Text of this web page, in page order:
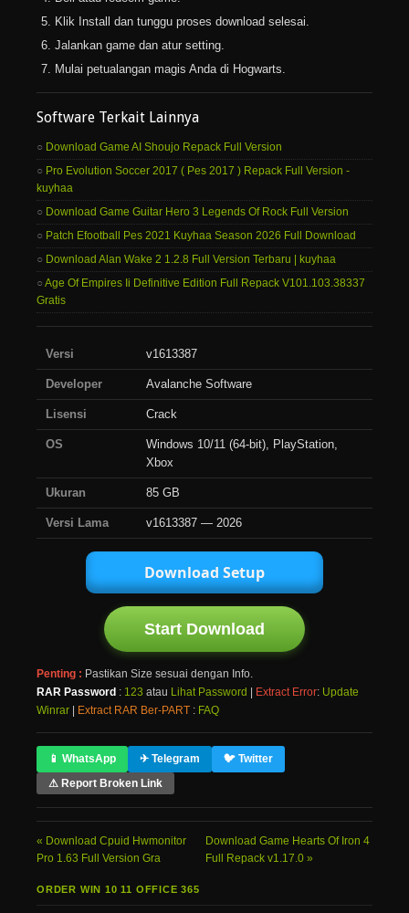
Klik Install dan tunggu proses download selesai.
Jalankan game dan atur setting.
Mulai petualangan magis Anda di Hogwarts.
Software Terkait Lainnya
Download Game AI Shoujo Repack Full Version
Pro Evolution Soccer 2017 ( Pes 2017 ) Repack Full Version -
kuyhaa
Download Game Guitar Hero 3 Legends Of Rock Full Version
Patch Efootball Pes 2021 Kuyhaa Season 2026 Full Download
Download Alan Wake 2 1.2.8 Full Version Terbaru | kuyhaa
Age Of Empires Ii Definitive Edition Full Repack V101.103.38337
Gratis
Versi v1613387
Developer Avalanche Software
Lisensi Crack
OS
Windows 10/11 (64-bit), PlayStation,
Xbox
Ukuran 85 GB
Versi Lama v1613387 — 2026
Download Setup
Start Download
Penting : Pastikan Size sesuai dengan Info.
RAR Password : 123 atau Lihat Password Extract Error: Update
Winrar
Extract RAR Ber-PART : FAQ
📱 WhatsApp ✈ Telegram
🐦 Twitter
⚠ Report Broken Link
Download Cpuid Hwmonitor
Pro 1.63 Full Version Gra
Download Game Hearts Of Iron 4
Full Repack v1.17.0
ORDER WIN 10 11 OFFICE 365